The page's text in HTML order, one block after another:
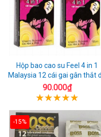
Hộp bao cao su Feel 4 in 1
Malaysia 12 cái gai gân thắt dễ
sử dụng
90.000₫
-15%